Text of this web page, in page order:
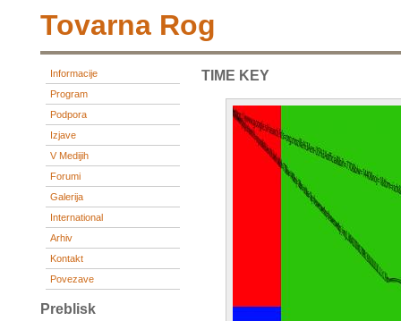
Tovarna Rog
Informacije
Program
Podpora
Izjave
V Medijih
Forumi
Galerija
International
Arhiv
Kontakt
Povezave
Preblisk
TIME KEY